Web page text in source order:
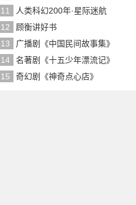
11
人类科幻200年·星际迷航
12
顾衡讲好书
13
广播剧《中国民间故事集》
14
名著剧《十五少年漂流记》
15
奇幻剧《神奇点心店》